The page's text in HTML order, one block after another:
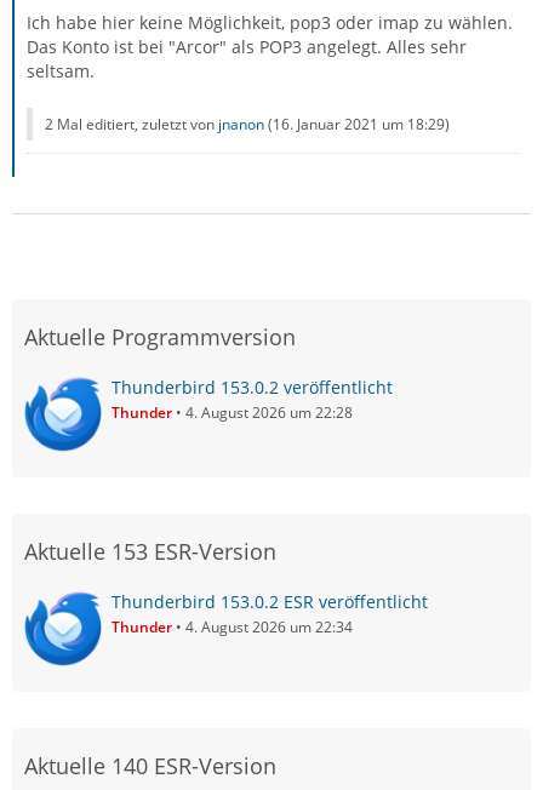
Das Forums-Thema “Provider Arcor-Vodafone: Mail-
Server pop3.arcor.de antwortet: internal server
Wenn du verifizieren willst, ob es ein Problem auf
Serverseite ist, probiere es einfach mal mit einem
anderen Mailprogramm, z.B. mit Windows Mail oder
einem am Smartphone (aber nicht mit einer App von
Vodafone).
anscheinend funktionierenden Webclient benutzen.
Ich habe hier keine Möglichkeit, pop3 oder imap zu wählen.
Das Konto ist bei "Arcor" als POP3 angelegt. Alles sehr
seltsam.
2 Mal editiert, zuletzt von jnanon(16. Januar 2021 um 18:29)
Aktuelle Programmversion
Thunderbird 153.0.2 veröffentlicht
Thunder 4. August 2026 um 22:28
Aktuelle 153 ESR-Version
Thunderbird 153.0.2 ESR veröffentlicht
Thunder 4. August 2026 um 22:34
Aktuelle 140 ESR-Version